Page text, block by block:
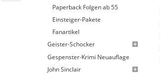
Paperback Folgen ab 55
Einsteiger-Pakete
Fanartikel
Geister-Schocker
Gespenster-Krimi Neuauflage
John Sinclair